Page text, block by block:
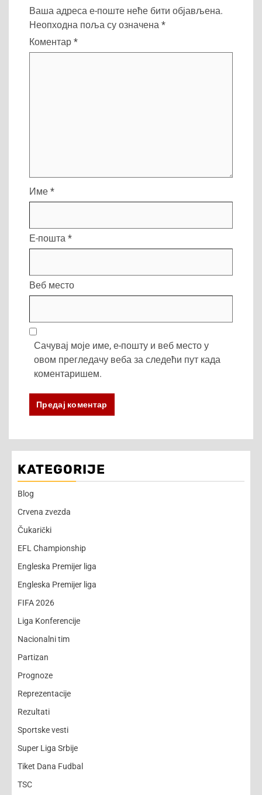
Ваша адреса е-поште неће бити објављена.
Неопходна поља су означена *
Коментар *
Име *
Е-пошта *
Веб место
Сачувај моје име, е-пошту и веб место у
овом прегледачу веба за следећи пут када
коментаришем.
KATEGORIJE
Blog
Crvena zvezda
Čukarički
EFL Championship
Engleska Premijer liga
Engleska Premijer liga
FIFA 2026
Liga Konferencije
Nacionalni tim
Partizan
Prognoze
Reprezentacije
Rezultati
Sportske vesti
Super Liga Srbije
Tiket Dana Fudbal
TSC